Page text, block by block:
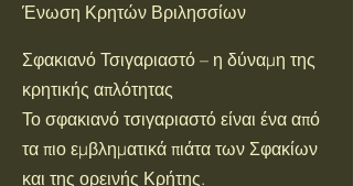
Ένωση Κρητών Βριλησσίων
Σφακιανό Τσιγαριαστό – η δύναμη της
κρητικής απλότητας
Το σφακιανό τσιγαριαστό είναι ένα από
τα πιο εμβληματικά πιάτα των Σφακίων
και της ορεινής Κρήτης.